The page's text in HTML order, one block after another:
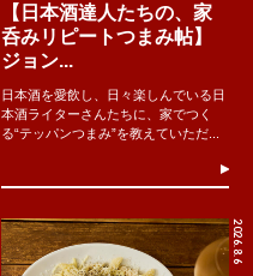
【日本酒達人たちの、家
呑みリピートつまみ帖】
ジョン...
日本酒を愛飲し、日々楽しんでいる日
本酒ライターさんたちに、家でつく
る“テッパンつまみ”を教えていただ...
2026.8.6